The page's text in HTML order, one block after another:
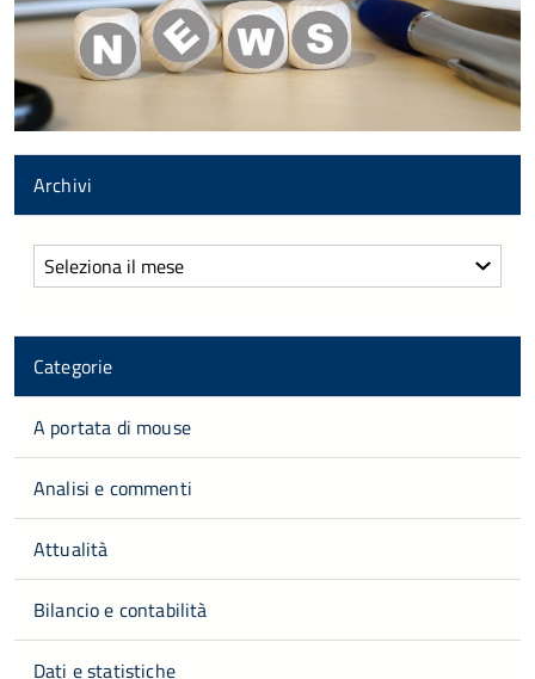
Archivi
Archivi
Categorie
A portata di mouse
Analisi e commenti
Attualità
Bilancio e contabilità
Dati e statistiche